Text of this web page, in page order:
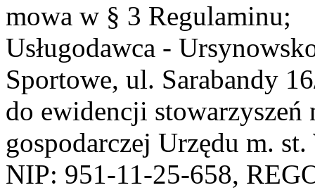
mowa w § 3 Regulaminu;
Usługodawca -
Sportowe, ul. Sarabandy
do ewidencji stowarzyszeń
gospodarczej Urzędu m.
NIP: 951-11-25-658,